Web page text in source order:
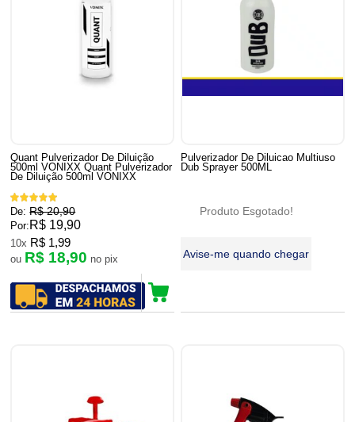
Quant Pulverizador De Diluição
500ml VONIXX Quant Pulverizador
De Diluição 500ml VONIXX
De: R$ 20,90
Por: R$ 19,90
10x R$ 1,99
ou R$ 18,90 no pix
Pulverizador De Diluicao Multiuso
Dub Sprayer 500ML
Produto Esgotado!
Avise-me quando chegar